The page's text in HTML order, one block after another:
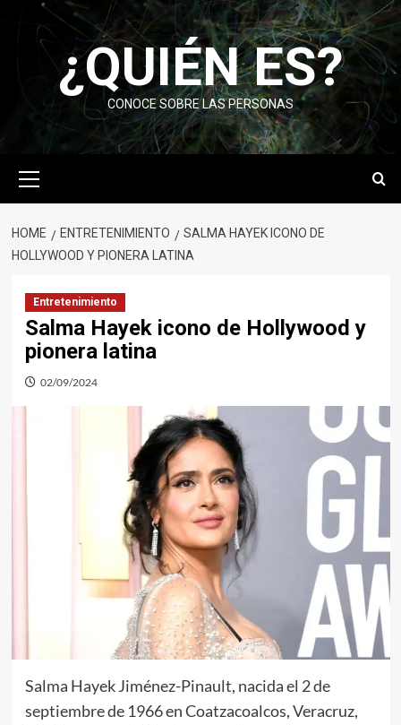
¿QUIÉN ES?
CONOCE SOBRE LAS PERSONAS
Menu
HOME ENTRETENIMIENTO
SALMA HAYEK ICONO DE
HOLLYWOOD Y PIONERA LATINA
Entretenimiento
Salma Hayek icono de Hollywood y
pionera latina
02/09/2024
Salma Hayek Jiménez-Pinault, nacida el 2 de
septiembre de 1966 en Coatzacoalcos, Veracruz,